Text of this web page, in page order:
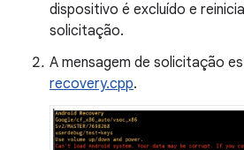
dispositivo é excluído e
solicitação.
A mensagem de solicitação
recovery.cpp.